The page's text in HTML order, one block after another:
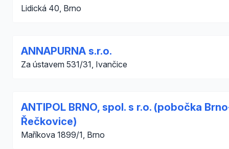
Lidická 40, Brno
ANNAPURNA s.r.o.
Za ústavem 531/31, Ivančice
ANTIPOL BRNO, spol. s r.o. (pobočka
Řečkovice)
Maříkova 1899/1, Brno